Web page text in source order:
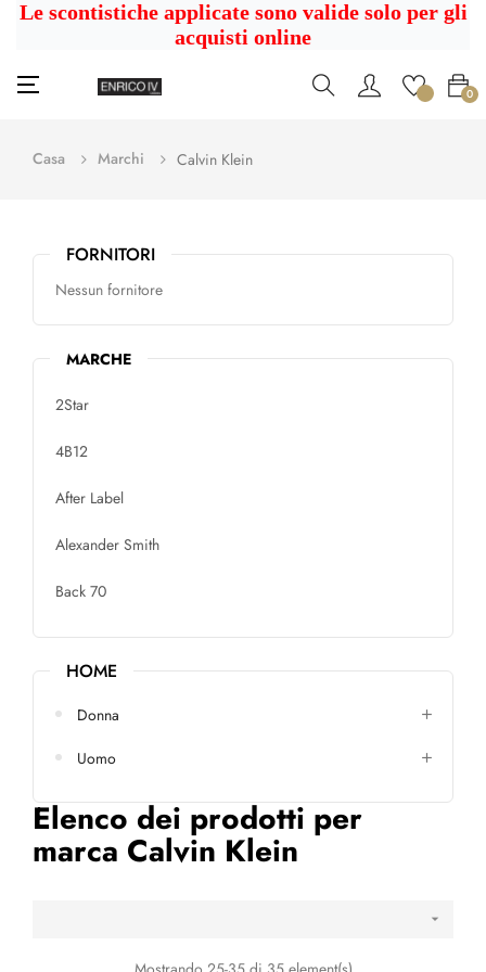
Le scontistiche applicate sono valide solo per gli
acquisti online
navigazione
☰ 0
Casa Marchi Calvin Klein
FORNITORI
Nessun fornitore
MARCHE
2Star
4B12
After Label
Alexander Smith
Back 70
HOME
Donna
Uomo
Elenco dei prodotti per
marca Calvin Klein
